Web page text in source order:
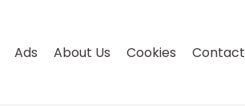
Ads About Us Cookies Contact